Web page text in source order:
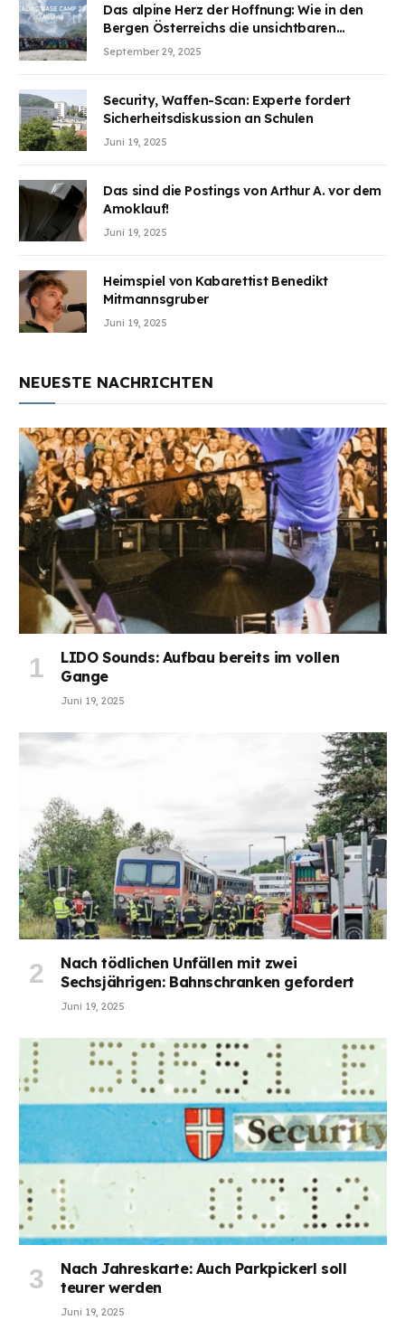
Das alpine Herz der Hoffnung: Wie in den
Bergen Österreichs die unsichtbaren
Wunden des Kriegesheilen
September 29, 2025
Security, Waffen-Scan: Experte fordert
Sicherheitsdiskussion an Schulen
Juni 19, 2025
Das sind die Postings von Arthur A. vor dem
Amoklauf!
Juni 19, 2025
Heimspiel von Kabarettist Benedikt
Mitmannsgruber
Juni 19, 2025
NEUESTE NACHRICHTEN
LIDO Sounds: Aufbau bereits im vollen
Gange
Juni 19, 2025
Nach tödlichen Unfällen mit zwei
Sechsjährigen: Bahnschranken gefordert
Juni 19, 2025
Nach Jahreskarte: Auch Parkpickerl soll
teurer werden
Juni 19, 2025